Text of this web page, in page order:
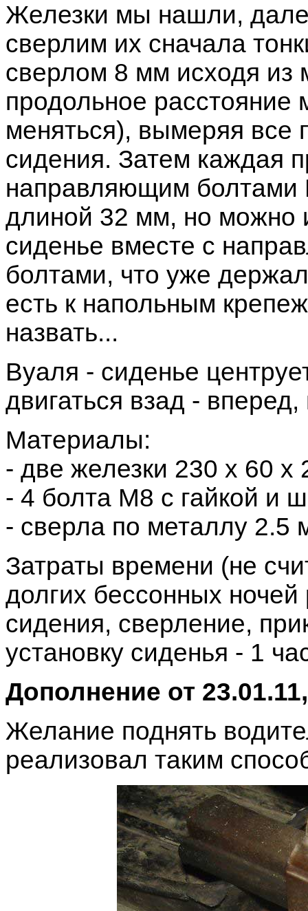
Железки мы нашли,
сверлим их сначала
сверлом 8 мм исходя
продольное
меняться), вымеряя все
сидения. Затем каждая
направляющим болтами
длиной 32 мм, но можно
сиденье вместе с
болтами, что уже
есть к напольным
назвать...
Вуаля - сиденье
двигаться взад -
Материалы:
- две железки 230 х 60 х
- 4 болта М8 с гайкой и
- сверла по металлу 2.5
Затраты времени (не
долгих бессонных
сидения, сверление,
установку сиденья - 1
Дополнение от
Желание поднять
реализовал таким